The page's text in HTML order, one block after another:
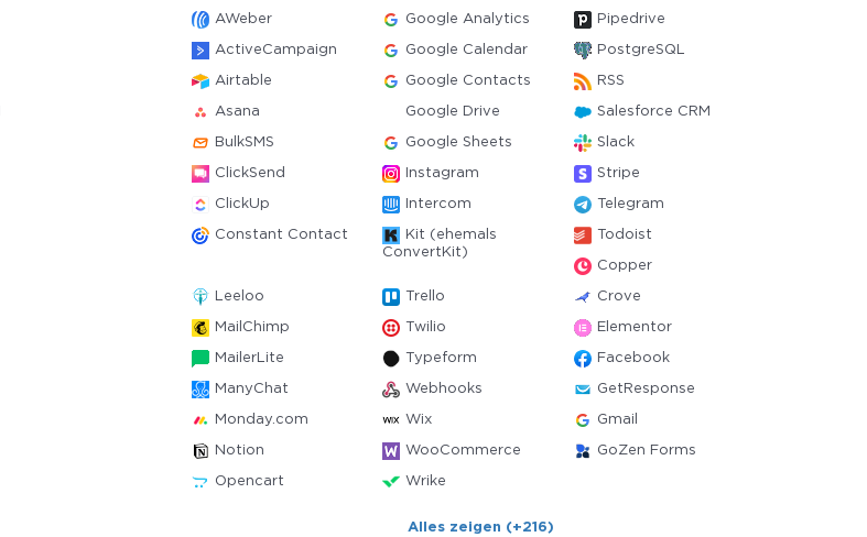
AWeber Google Analytics Pipedrive
ActiveCampaign Google Calendar PostgreSQL
Airtable Google Contacts RSS
Asana Google Drive Salesforce CRM
BulkSMS Google Sheets Slack
ClickSend Instagram Stripe
ClickUp Intercom Telegram
Constant Contact
Kit (ehemals
ConvertKit)
Todoist
Copper
Leeloo Trello Crove
MailChimp Twilio Elementor
MailerLite Typeform Facebook
ManyChat Webhooks GetResponse
Monday.com Wix Gmail
Notion WooCommerce GoZen Forms
Opencart Wrike
Alles zeigen (+216)